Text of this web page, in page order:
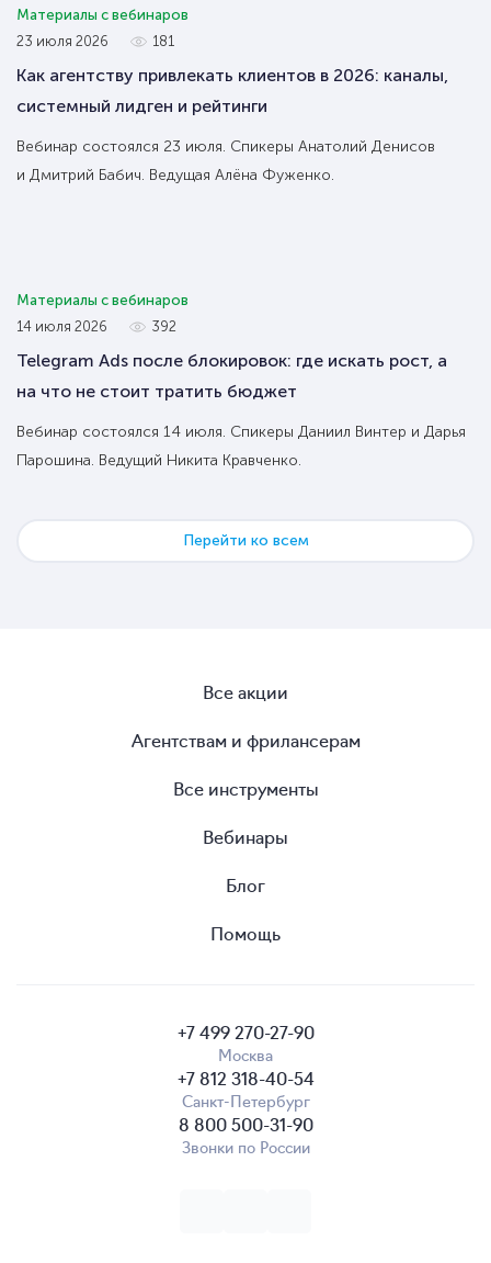
Материалы с вебинаров
23 июля 2026
181
Как агентству привлекать клиентов в 2026: каналы,
системный лидген и рейтинги
Вебинар состоялся 23 июля. Спикеры Анатолий Денисов
и Дмитрий Бабич. Ведущая Алёна Фуженко.
Материалы с вебинаров
14 июля 2026
Парошина. Ведущий Никита Кравченко.
Вебинары
Блог
Помощь